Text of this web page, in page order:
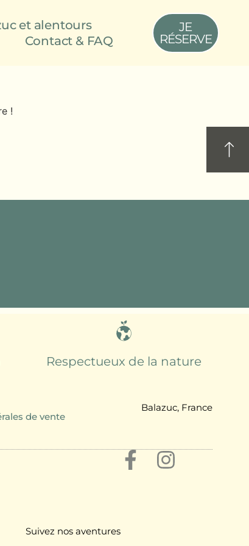
et alentours
Contact & FAQ
JE
RÉSERVE
!
Respectueux de la nature
de vente
Balazuc, France
Suivez nos aventures